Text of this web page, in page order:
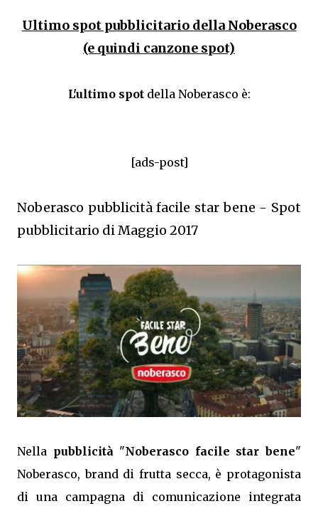
Ultimo spot pubblicitario della Noberasco
(e quindi canzone spot)
L'ultimo spot della Noberasco è:
[ads-post]
Noberasco pubblicità facile star bene - Spot
pubblicitario di Maggio 2017
Nella pubblicità "Noberasco facile star bene"
Noberasco, brand di frutta secca, è protagonista
di una campagna di comunicazione integrata